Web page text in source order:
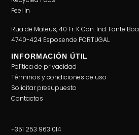
Feel In
Rua de Mateus, 40 Fr. K Con. Ind. Fonte Boa
4740-424 Esposende PORTUGAL
INFORMACIÓN ÚTIL
Política de privacidad
Términos y condiciones de uso
Solicitar presupuesto
Contactos
+351 253 963 014